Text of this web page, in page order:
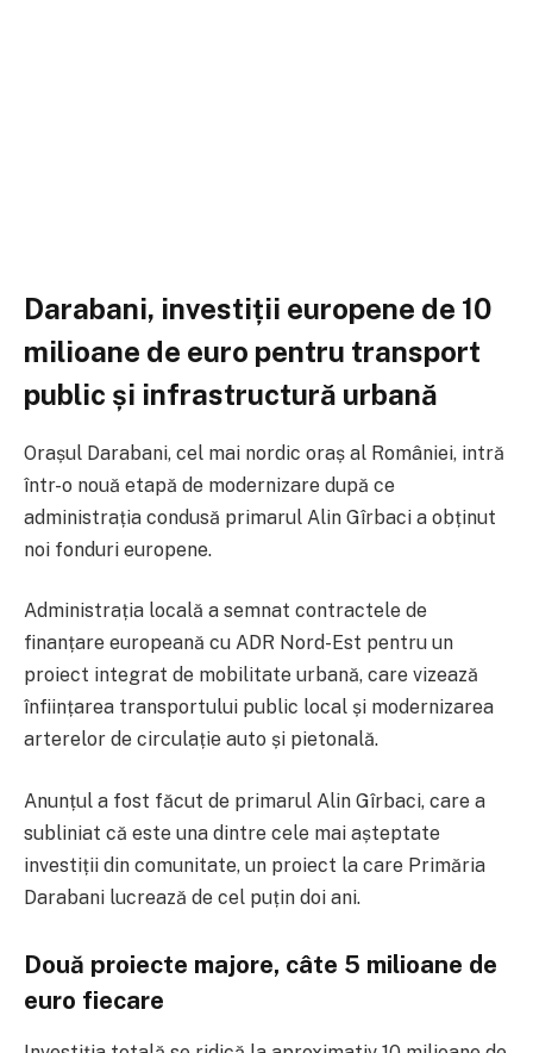
Darabani, investiții europene de 10
milioane de euro pentru transport
public și infrastructură urbană
Orașul Darabani, cel mai nordic oraș al României, intră
într-o nouă etapă de modernizare după ce
administrația condusă primarul Alin Gîrbaci a obținut
noi fonduri europene.
Administrația locală a semnat contractele de
finanțare europeană cu ADR Nord-Est pentru un
proiect integrat de mobilitate urbană, care vizează
înființarea transportului public local și modernizarea
arterelor de circulație auto și pietonală.
Anunțul a fost făcut de primarul Alin Gîrbaci, care a
subliniat că este una dintre cele mai așteptate
investiții din comunitate, un proiect la care Primăria
Darabani lucrează de cel puțin doi ani.
Două proiecte majore, câte 5 milioane de
euro fiecare